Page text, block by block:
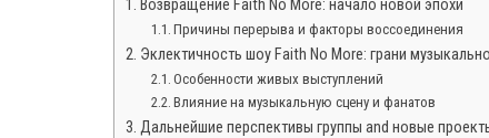
Возвращение Faith No More: начало новой эпохи
Причины перерыва и факторы воссоединения
Эклектичность шоу Faith No More: грани
Особенности живых выступлений
Влияние на музыкальную сцену и фанатов
Дальнейшие перспективы группы and новые